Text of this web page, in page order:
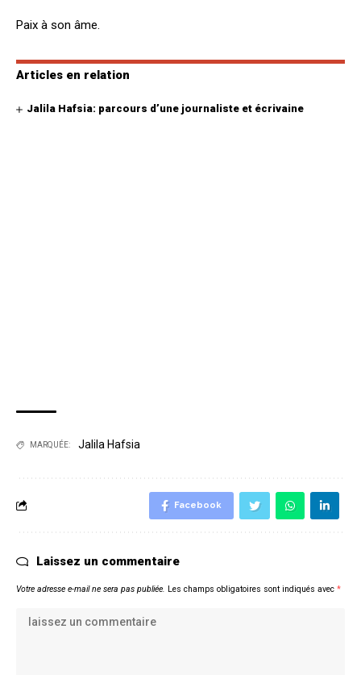
Paix à son âme.
Articles en relation
Jalila Hafsia: parcours d’une journaliste et écrivaine
MARQUÉE: Jalila Hafsia
Facebook
Laissez un commentaire
Votre adresse e-mail ne sera pas publiée. Les champs obligatoires sont indiqués avec *